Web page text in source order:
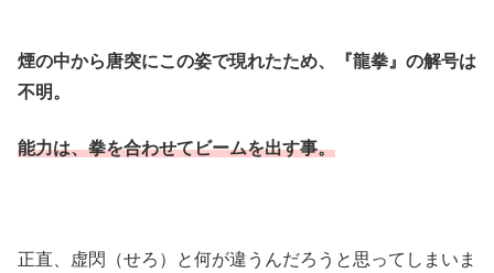
煙の中から唐突にこの姿で現れたため、『龍拳』の解号は
不明。
能力は、拳を合わせてビームを出す事。
正直、虚閃（せろ）と何が違うんだろうと思ってしまいま